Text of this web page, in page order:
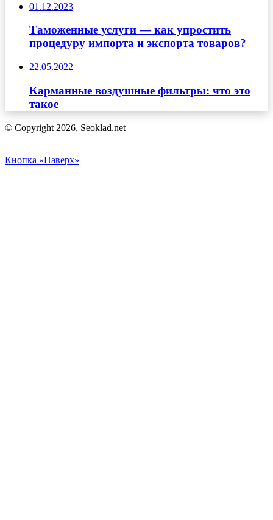
01.12.2023
Таможенные услуги — как упростить
процедуру импорта и экспорта товаров?
22.05.2022
Карманные воздушные фильтры: что это
такое
© Copyright 2026, Seoklad.net
Кнопка «Наверх»